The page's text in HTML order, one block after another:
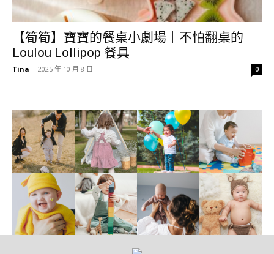
【筍筍】寶寶的餐桌小劇場｜不怕翻桌的
Loulou Lollipop 餐具
Tina - 2025 年 10 月 8 日 0